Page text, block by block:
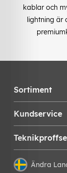
kablar och
lightning är
Sortiment
Kundservice
Ändra